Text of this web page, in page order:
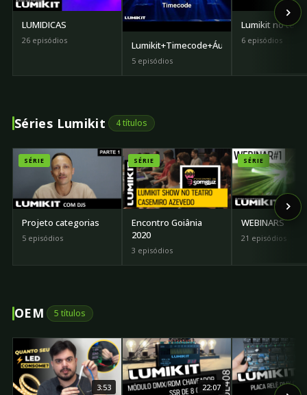
LUMIDICAS
26 episódios Lumikit+Timecode+Áudio+Vídeo
5 episódios
Lumikit no
6 episódios
Séries Lumikit 4 títulos
SÉRIE
Projeto categorias
5 episódios
SÉRIE
Encontro Goiânia
2020
3 episódios
SÉRIE
WEBINARS
21 episódios
OEM 5 títulos
3:53 22:07